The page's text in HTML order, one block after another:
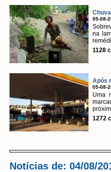
05-08-
na
1128
Após
05-08-
Uma
1272
Notícias de: 04/08/